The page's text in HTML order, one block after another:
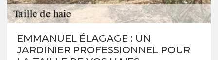
EMMANUEL ÉLAGAGE : UN
JARDINIER PROFESSIONNEL POUR